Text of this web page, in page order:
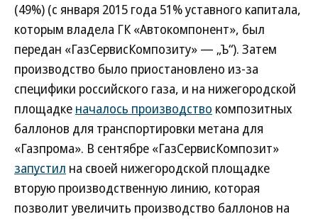
(49%) (с января 2015 года 51% уставного капитала,
которым владела ГК «Автокомпонент», был
передан «ГазСервисКомпозиту» — „Ъ“). Затем
производство было приостановлено из-за
специфики российского газа, и на нижегородской
площадке началось производство композитных
баллонов для транспортировки метана для
«Газпрома». В сентябре ­«ГазСервисКомпозит»
запустил на своей нижегородской площадке
вторую производственную линию, которая
позволит увеличить производство баллонов на